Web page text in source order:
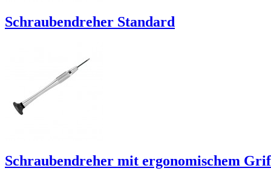
Schraubendreher Standard
Schraubendreher mit ergonomischem